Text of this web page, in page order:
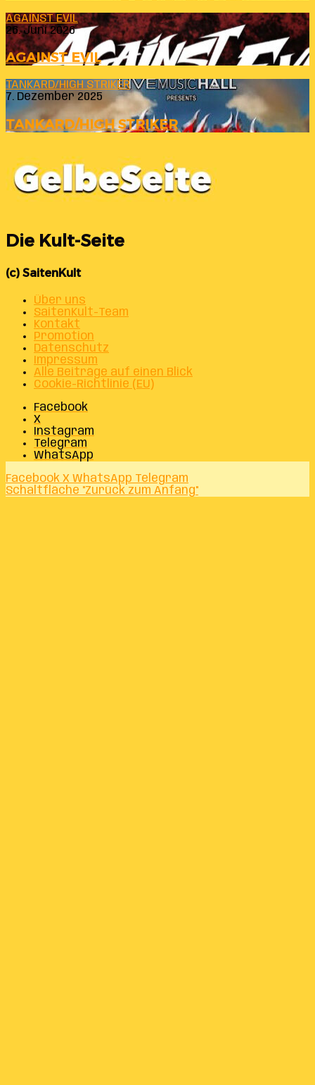
AGAINST EVIL
26. Juni 2026
AGAINST EVIL
TANKARD/HIGH STRIKER
7. Dezember 2025
TANKARD/HIGH STRIKER
Die Kult-Seite
(c) SaitenKult
Über uns
SaitenKult-Team
Kontakt
Promotion
Datenschutz
Impressum
Alle Beiträge auf einen Blick
Cookie-Richtlinie (EU)
Facebook
X
Instagram
Telegram
WhatsApp
Facebook X WhatsApp Telegram
Schaltfläche "Zurück zum Anfang"